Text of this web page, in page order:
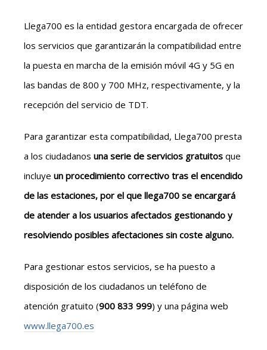
Llega700 es la entidad gestora encargada de ofrecer
los servicios que garantizarán la compatibilidad entre
la puesta en marcha de la emisión móvil 4G y 5G en
las bandas de 800 y 700 MHz, respectivamente, y la
recepción del servicio de TDT.
Para garantizar esta compatibilidad, Llega700 presta
a los ciudadanos una serie de servicios gratuitos que
incluye un procedimiento correctivo tras el encendido
de las estaciones, por el que llega700 se encargará
de atender a los usuarios afectados gestionando y
resolviendo posibles afectaciones sin coste alguno.
Para gestionar estos servicios, se ha puesto a
disposición de los ciudadanos un teléfono de
atención gratuito (900 833 999) y una página web
www.llega700.es